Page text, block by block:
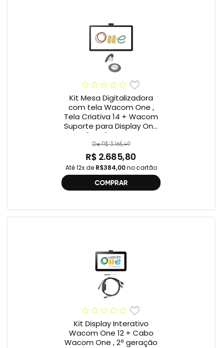
Kit Mesa Digitalizadora
com tela Wacom One ,
Tela Criativa 14 + Wacom
Suporte para Display One
12" e 13" ACK649Z
De R$ 3.165,49
R$ 2.685,80
Até 12x de R$384,00no cartão
COMPRAR
Kit Display Interativo
Wacom One 12 + Cabo
Wacom One , 2ª geração